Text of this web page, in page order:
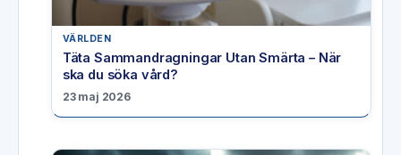
VÄRLDEN
Täta Sammandragningar Utan Smärta – När
ska du söka vård?
23 maj 2026